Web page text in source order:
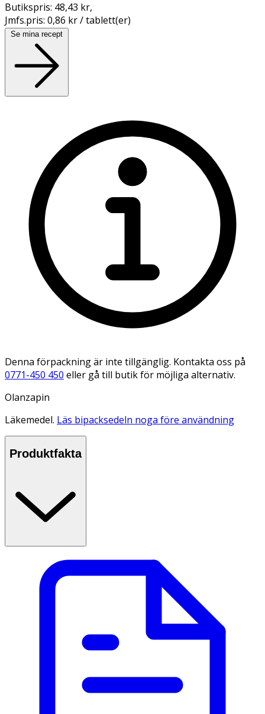
Butikspris: 48,43 kr,
Jmfs.pris: 0,86 kr / tablett(er)
Se mina recept
Denna förpackning är inte tillgänglig. Kontakta oss på
0771-450 450 eller gå till butik för möjliga alternativ.
Olanzapin
Läkemedel. Läs bipacksedeln noga före användning
Produktfakta